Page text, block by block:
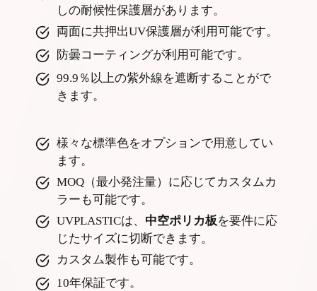
しの耐候性保護層があります。
両面に共押出UV保護層が利用可能です。
防曇コーティングが利用可能です。
99.9％以上の紫外線を遮断することがで
きます。
様々な標準色をオプションで用意してい
ます。
MOQ（最小発注量）に応じてカスタムカ
ラーも可能です。
UVPLASTICは、 中空ポリカ板を要件に応
じたサイズに切断できます。
カスタム製作も可能です。
10年保証です。